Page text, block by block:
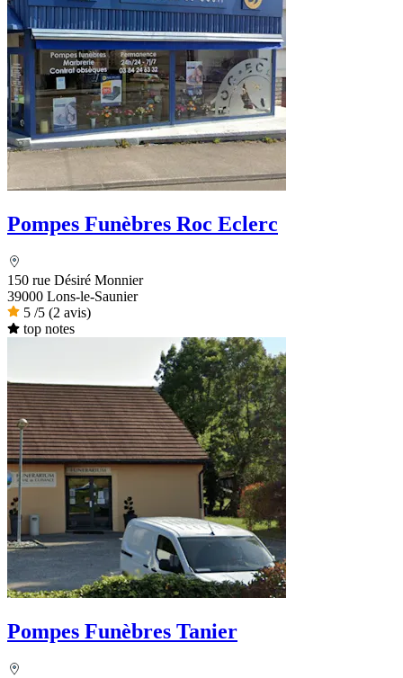
Pompes Funèbres Roc Eclerc
150 rue Désiré Monnier
39000 Lons-le-Saunier
5 /5 (2 avis)
top notes
Pompes Funèbres Tanier